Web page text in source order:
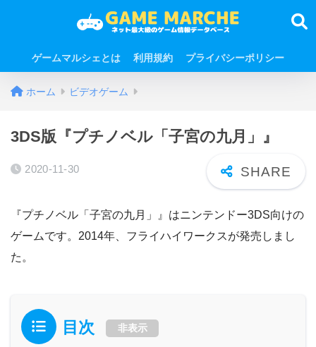
ゲームマルシェとは 利用規約 プライバシーポリシー
ホーム ビデオゲーム
3DS版『プチノベル「子宮の九月」』
2020-11-30
『プチノベル「子宮の九月」』はニンテンドー3DS向けの
ゲームです。2014年、フライハイワークスが発売しまし
た。
目次 非表示